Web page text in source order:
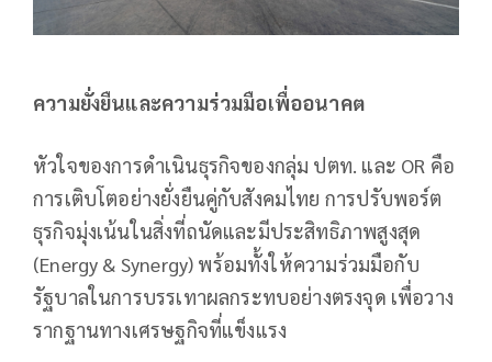
ความยั่งยืนและความร่วมมือเพื่ออนาคต
หัวใจของการดำเนินธุรกิจของกลุ่ม ปตท. และ OR คือ
การเติบโตอย่างยั่งยืนคู่กับสังคมไทย การปรับพอร์ต
ธุรกิจมุ่งเน้นในสิ่งที่ถนัดและมีประสิทธิภาพสูงสุด
(Energy & Synergy) พร้อมทั้งให้ความร่วมมือกับ
รัฐบาลในการบรรเทาผลกระทบอย่างตรงจุด เพื่อวาง
รากฐานทางเศรษฐกิจที่แข็งแรง